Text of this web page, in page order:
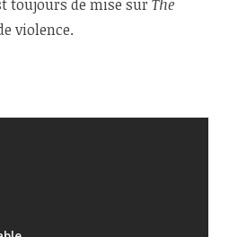
toujours de mise surThe
violence.